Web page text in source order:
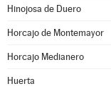
Hinojosa de Duero
Horcajo de Montemayor
Horcajo Medianero
Huerta